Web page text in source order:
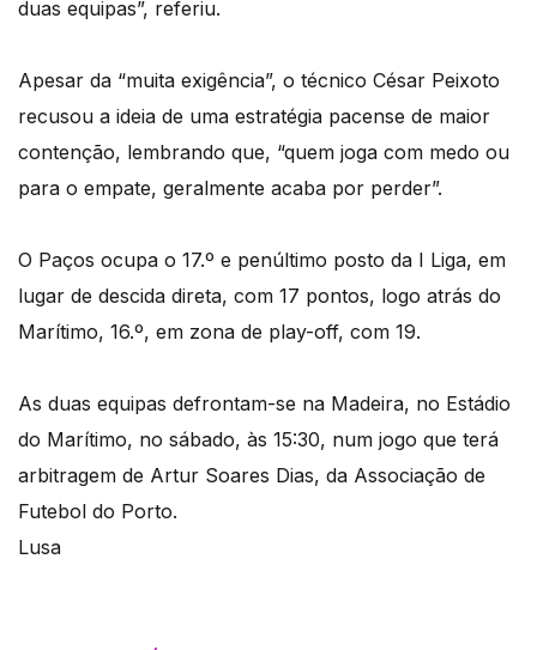
duas equipas”, referiu.
Apesar da “muita exigência”, o técnico César Peixoto
recusou a ideia de uma estratégia pacense de maior
contenção, lembrando que, “quem joga com medo ou
para o empate, geralmente acaba por perder”.
O Paços ocupa o 17.º e penúltimo posto da I Liga, em
lugar de descida direta, com 17 pontos, logo atrás do
Marítimo, 16.º, em zona de play-off, com 19.
As duas equipas defrontam-se na Madeira, no Estádio
do Marítimo, no sábado, às 15:30, num jogo que terá
arbitragem de Artur Soares Dias, da Associação de
Futebol do Porto.
Lusa